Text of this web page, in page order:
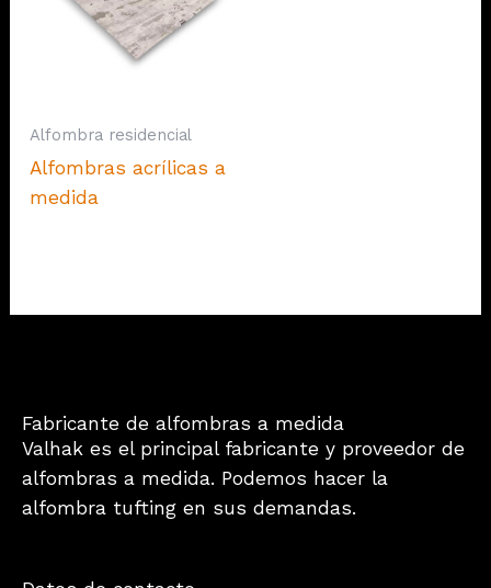
Alfombra residencial
Alfombras acrílicas a
medida
Fabricante de alfombras a medida
Valhak es el principal fabricante y proveedor de
alfombras a medida. Podemos hacer la
alfombra tufting en sus demandas.